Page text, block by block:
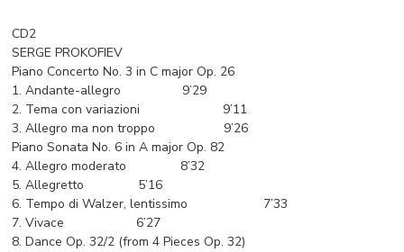
CD2
SERGE PROKOFIEV
Piano Concerto No. 3 in C major Op. 26
1. Andante-allegro 9’29
2. Tema con variazioni 9’11
3. Allegro ma non troppo 9’26
Piano Sonata No. 6 in A major Op. 82
4. Allegro moderato 8’32
5. Allegretto 5’16
6. Tempo di Walzer, lentissimo 7’33
7. Vivace 6’27
8. Dance Op. 32/2 (from 4 Pieces Op. 32)